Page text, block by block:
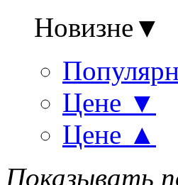
Новизне ▼
Цене ▼
Цене ▲
Показывать